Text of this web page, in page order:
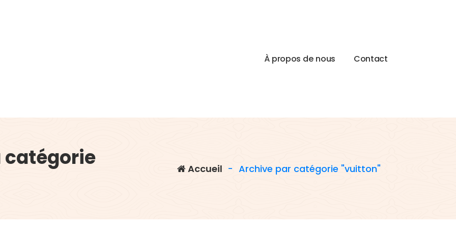
À propos de nous Contact
catégorie
Accueil - Archive par catégorie "vuitton"